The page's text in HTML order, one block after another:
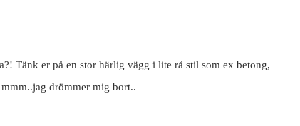
Tänk er på en stor härlig vägg i lite rå stil som ex betong,
drömmer mig bort..